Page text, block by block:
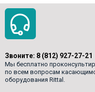
Звоните: 8 (812) 927-27-21
Мы бесплатно
по всем вопросам
оборудования Rittal.